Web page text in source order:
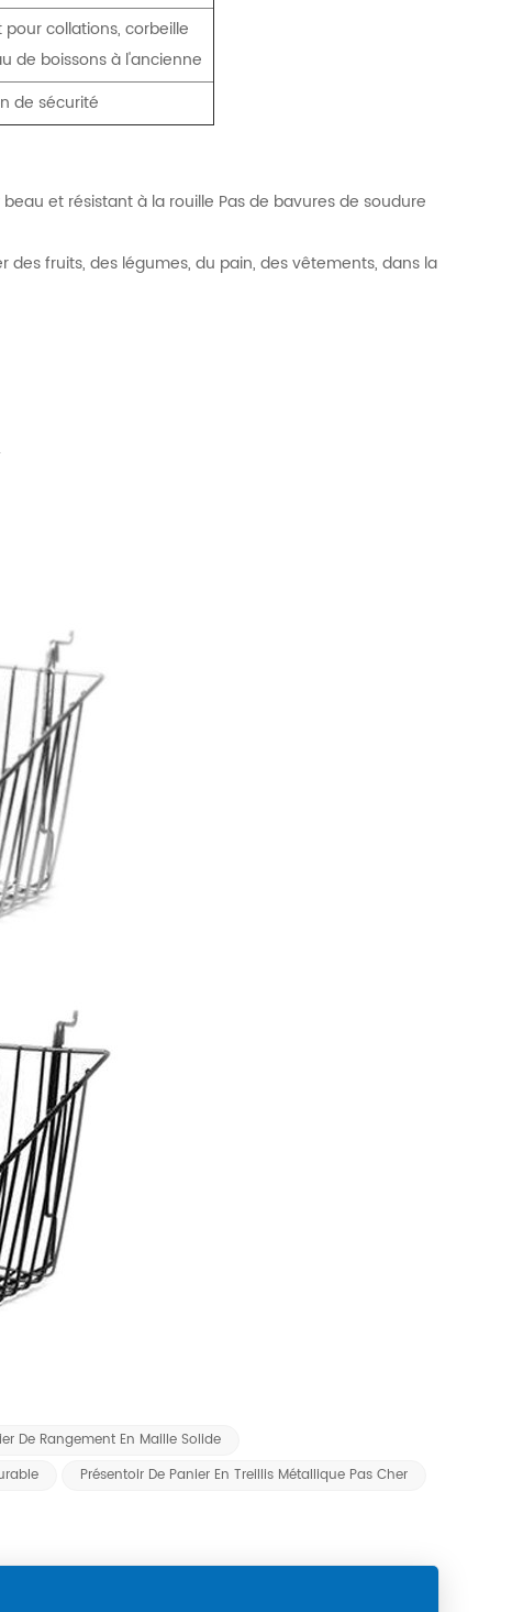
collations, corbeille
de boissons à l'ancienne
de sécurité
et résistant à la rouille Pas de bavures de soudure
fruits, des légumes, du pain, des vêtements, dans la
De Rangement En Maille Solide
Présentoir De Panier En Treillis Métallique Pas Cher